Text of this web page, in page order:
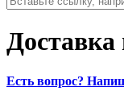
Доставка
Есть вопрос?